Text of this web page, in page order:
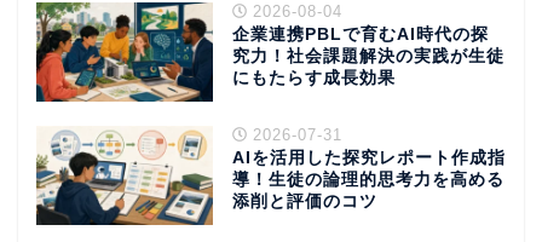
2026-08-04
企業連携PBLで育むAI時代の探
究力！社会課題解決の実践が生徒
にもたらす成長効果
2026-07-31
AIを活用した探究レポート作成指
導！生徒の論理的思考力を高める
添削と評価のコツ